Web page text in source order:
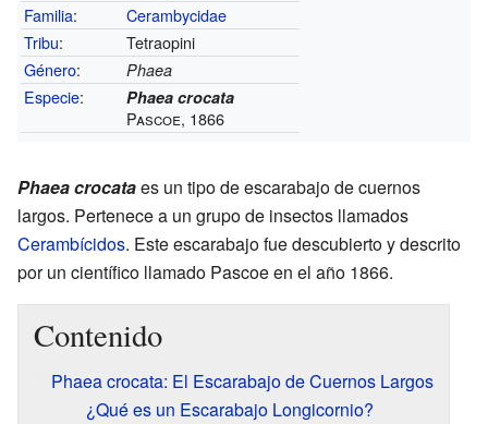
Familia:
Cerambycidae
Tribu:
Tetraopini
Género: Phaea
Especie: Phaea crocata
Pascoe, 1866
Phaea crocataes un tipo de escarabajo de cuernos
largos. Pertenece a un grupo de insectos llamados
Cerambícidos. Este escarabajo fue descubierto y descrito
por un científico llamado Pascoe en el año 1866.
Contenido
Phaea crocata: El Escarabajo de Cuernos Largos
¿Qué es un Escarabajo Longicornio?